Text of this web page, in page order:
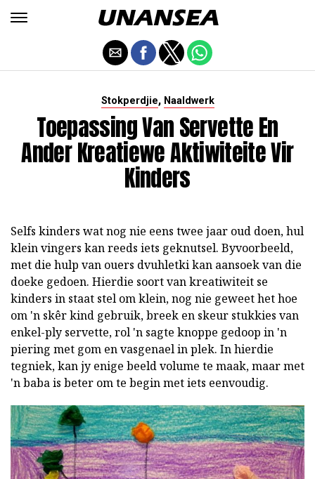
Stokperdjie, Naaldwerk
Toepassing Van Servette En
Ander Kreatiewe Aktiwiteite Vir
Kinders
Selfs kinders wat nog nie eens twee jaar oud doen, hul
klein vingers kan reeds iets geknutsel. Byvoorbeeld,
met die hulp van ouers dvuhletki kan aansoek van die
doeke gedoen. Hierdie soort van kreatiwiteit se
kinders in staat stel om klein, nog nie geweet het hoe
om 'n skêr kind gebruik, breek en skeur stukkies van
enkel-ply servette, rol 'n sagte knoppe gedoop in 'n
piering met gom en vasgenael in plek. In hierdie
tegniek, kan jy enige beeld volume te maak, maar met
'n baba is beter om te begin met iets eenvoudig.